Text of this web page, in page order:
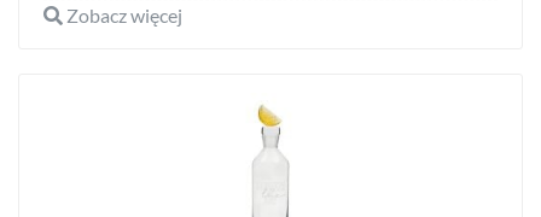
Zobacz więcej